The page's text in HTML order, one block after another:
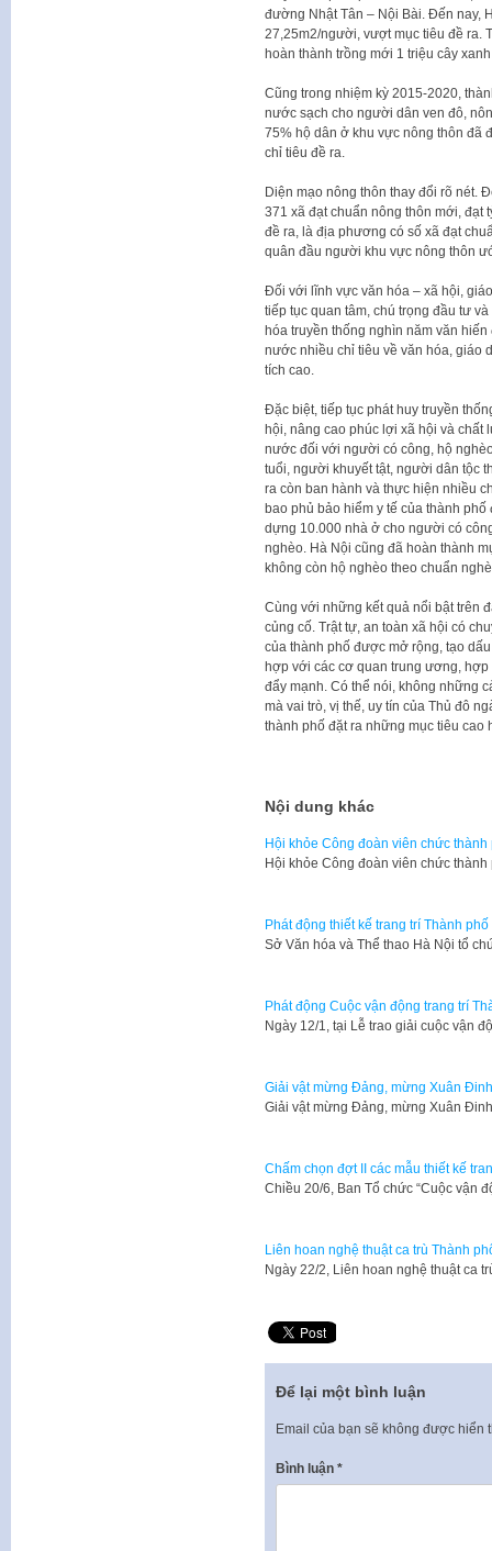
đường Nhật Tân – Nội Bài. Đến nay,
27,25m2/người, vượt mục tiêu đề ra.
hoàn thành trồng mới 1 triệu cây
Cũng trong nhiệm kỳ 2015-2020,
nước sạch cho người dân ven đô,
75% hộ dân ở khu vực nông thôn đã
chỉ tiêu đề ra.
Diện mạo nông thôn thay đổi rõ nét.
371 xã đạt chuẩn nông thôn mới, đạt
đề ra, là địa phương có số xã đạt
quân đầu người khu vực nông thôn
Đối với lĩnh vực văn hóa – xã hội,
tiếp tục quan tâm, chú trọng đầu tư
hóa truyền thống nghìn năm văn
nước nhiều chỉ tiêu về văn hóa, giáo
tích cao.
Đặc biệt, tiếp tục phát huy truyền
hội, nâng cao phúc lợi xã hội và
nước đối với người có công, hộ
tuổi, người khuyết tật, người dân tộc
ra còn ban hành và thực hiện nhiều
bao phủ bảo hiểm y tế của thành
dựng 10.000 nhà ở cho người có
nghèo. Hà Nội cũng đã hoàn thành
không còn hộ nghèo theo chuẩn
Cùng với những kết quả nổi bật trên
củng cố. Trật tự, an toàn xã hội có
của thành phố được mở rộng, tạo
hợp với các cơ quan trung ương,
đẩy mạnh. Có thể nói, không những
mà vai trò, vị thế, uy tín của Thủ đô
thành phố đặt ra những mục tiêu
Nội dung khác
Hội khỏe Công đoàn viên chức
Hội khỏe Công đoàn viên chức
Phát động thiết kế trang trí Thành
Sở Văn hóa và Thể thao Hà Nội tổ
Phát động Cuộc vận động trang trí
Ngày 12/1, tại Lễ trao giải cuộc vận
Giải vật mừng Đảng, mừng Xuân
Giải vật mừng Đảng, mừng Xuân
Chấm chọn đợt II các mẫu thiết kế
Chiều 20/6, Ban Tổ chức “Cuộc vận
Liên hoan nghệ thuật ca trù Thành
Ngày 22/2, Liên hoan nghệ thuật ca
Để lại một bình luận
Email của bạn sẽ không được hiển
Bình luận *